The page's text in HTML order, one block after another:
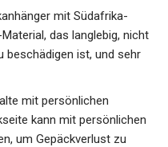
mit Südafrika-
das langlebig, nicht
beschädigen ist, und sehr
mit persönlichen
kann mit persönlichen
um Gepäckverlust zu